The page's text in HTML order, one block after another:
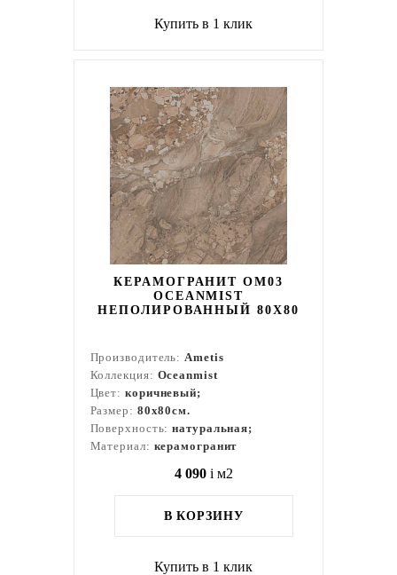
Купить в 1 клик
КЕРАМОГРАНИТ OM03
OCEANMIST
НЕПОЛИРОВАННЫЙ 80X80
Производитель:Ametis
Коллекция: Oceanmist
Цвет: коричневый;
Размер: 80x80см.
Поверхность:натуральная;
Материал: керамогранит
4 090 i м2
В КОРЗИНУ
Купить в 1 клик